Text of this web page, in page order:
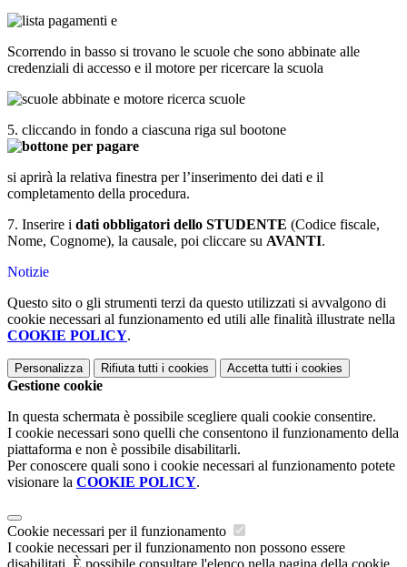
e
Scorrendo in basso si trovano le scuole che sono abbinate alle
credenziali di accesso e il motore per ricercare la scuola
5. cliccando in fondo a ciascuna riga sul bootone
si aprirà la relativa finestra per l’inserimento dei dati e il
completamento della procedura.
7. Inserire i dati obbligatori dello STUDENTE (Codice fiscale,
Nome, Cognome), la causale, poi cliccare su AVANTI.
Notizie
Questo sito o gli strumenti terzi da questo utilizzati si avvalgono di
cookie necessari al funzionamento ed utili alle finalità illustrate nella
COOKIE POLICY.
Personalizza Rifiuta tutti i cookies Accetta tutti i cookies
Gestione cookie
In questa schermata è possibile scegliere quali cookie consentire.
I cookie necessari sono quelli che consentono il funzionamento della
piattaforma e non è possibile disabilitarli.
Per conoscere quali sono i cookie necessari al funzionamento potete
visionare la COOKIE POLICY.
Cookie necessari per il funzionamento
I cookie necessari per il funzionamento non possono essere